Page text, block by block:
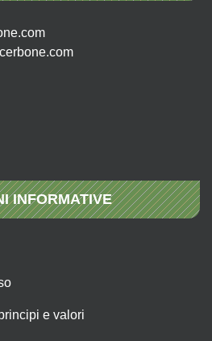
INFORMATIVE
e valori